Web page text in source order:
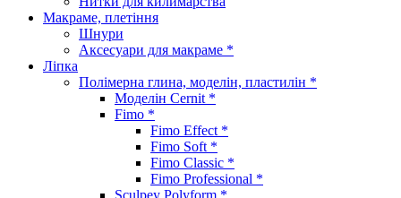
Макраме, плетіння
Шнури
Аксесуари для макраме *
Ліпка
Полімерна глина, моделін, пластилін *
Моделін Cernit *
Fimo *
Fimo Effect *
Fimo Soft *
Fimo Classic *
Fimo Professional *
Sculpey Polyform *